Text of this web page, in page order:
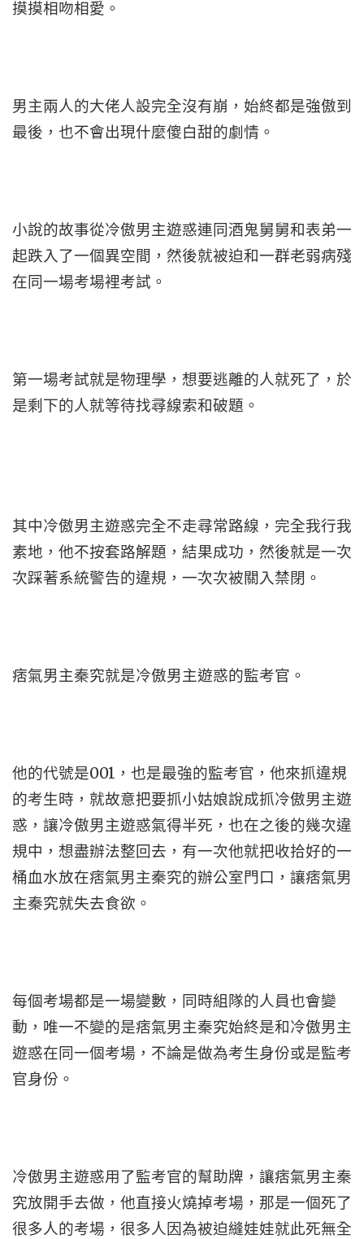
摸摸相吻相愛。
男主兩人的大佬人設完全沒有崩，始終都是強傲到
最後，也不會出現什麼傻白甜的劇情。
小說的故事從冷傲男主遊惑連同酒鬼舅舅和表弟一
起跌入了一個異空間，然後就被迫和一群老弱病殘
在同一場考場裡考試。
第一場考試就是物理學，想要逃離的人就死了，於
是剩下的人就等待找尋線索和破題。
其中冷傲男主遊惑完全不走尋常路線，完全我行我
素地，他不按套路解題，結果成功，然後就是一次
次踩著系統警告的違規，一次次被關入禁閉。
痞氣男主秦究就是冷傲男主遊惑的監考官。
他的代號是001，也是最強的監考官，他來抓違規
的考生時，就故意把要抓小姑娘說成抓冷傲男主遊
惑，讓冷傲男主遊惑氣得半死，也在之後的幾次違
規中，想盡辦法整回去，有一次他就把收拾好的一
桶血水放在痞氣男主秦究的辦公室門口，讓痞氣男
主秦究就失去食欲。
每個考場都是一場變數，同時組隊的人員也會變
動，唯一不變的是痞氣男主秦究始終是和冷傲男主
遊惑在同一個考場，不論是做為考生身份或是監考
官身份。
冷傲男主遊惑用了監考官的幫助牌，讓痞氣男主秦
究放開手去做，他直接火燒掉考場，那是一個死了
很多人的考場，很多人因為被迫縫娃娃就此死無全